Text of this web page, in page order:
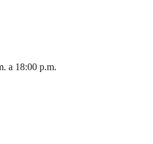
a 18:00 p.m.